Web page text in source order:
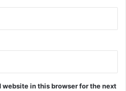
website in this browser for the next